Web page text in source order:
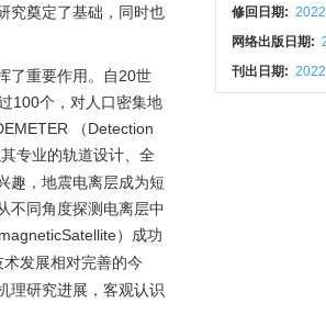
究奠定了基础，同时也
了重要作用。自20世
100个，对人口密集地
（Detection
其专业的轨道设计、全
趣，地震电离层成为短
不同角度探测电离层中
）成功
术发展相对完善的今
理研究进展，客观认识
修回日期:
网络出版日期:
刊出日期: